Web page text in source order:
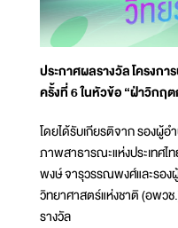
ประกาศผลรางวัล โครงก
ครั้งที่ 6 ในหัวข้อ “ฝ่าวิกฤ
โดยได้รับเกียรติจาก รองผู้อ
ภาพสาธารณะแห่งประเทศ
พงษ์ จารุวรรณพงศ์และรอ
วิทยาศาสตร์แห่งชาติ (อพว
รางวัล